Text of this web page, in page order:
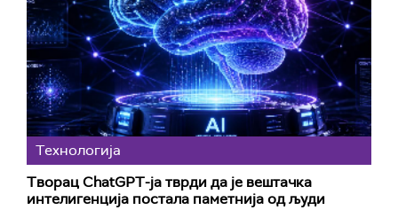
Технологијa
Творац ChatGPT-ја тврди да је вештачка
интелигенција постала паметнија од људи